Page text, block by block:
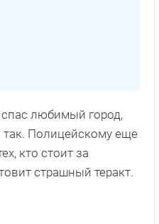
спас любимый город,
так. Полицейскому еще
кто стоит за
страшный теракт.